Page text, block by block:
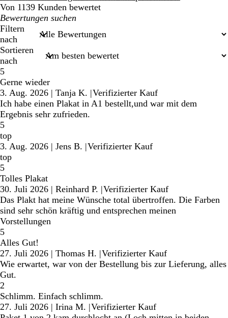
Von 1139 Kunden bewertet
Meine
Sucheingaben
Filtern
nach
Sortieren
nach
5
Gerne wieder
3. Aug. 2026 | Tanja K. |Verifizierter Kauf
Ich habe einen Plakat in A1 bestellt,und war mit dem
Ergebnis sehr zufrieden.
5
top
3. Aug. 2026 | Jens B. |Verifizierter Kauf
top
5
Tolles Plakat
30. Juli 2026 | Reinhard P. |Verifizierter Kauf
Das Plakt hat meine Wünsche total übertroffen. Die Farben
sind sehr schön kräftig und entsprechen meinen
Vorstellungen
5
Alles Gut!
27. Juli 2026 | Thomas H. |Verifizierter Kauf
Wie erwartet, war von der Bestellung bis zur Lieferung, alles
Gut.
2
Schlimm. Einfach schlimm.
27. Juli 2026 | Irina M. |Verifizierter Kauf